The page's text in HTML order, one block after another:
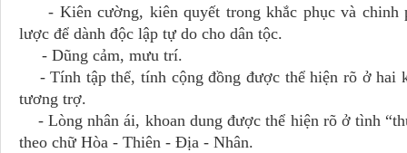
- Kiên cường, kiên quyết trong khắc phục và chinh
lược để dành độc lập tự do cho dân tộc.
- Dũng cảm, mưu trí.
- Tính tập thể, tính cộng đồng được thể hiện rõ ở hai
tương trợ.
- Lòng nhân ái, khoan dung được thể hiện rõ ở tình
theo chữ Hòa - Thiên - Địa - Nhân.